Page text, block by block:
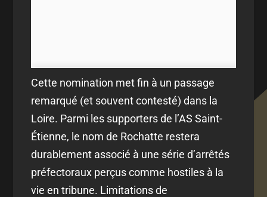
Cette nomination met fin à un passage
remarqué (et souvent contesté) dans la
Loire. Parmi les supporters de l’AS Saint-
Étienne, le nom de Rochatte restera
durablement associé à une série d’arrêtés
préfectoraux perçus comme hostiles à la
vie en tribune. Limitations de